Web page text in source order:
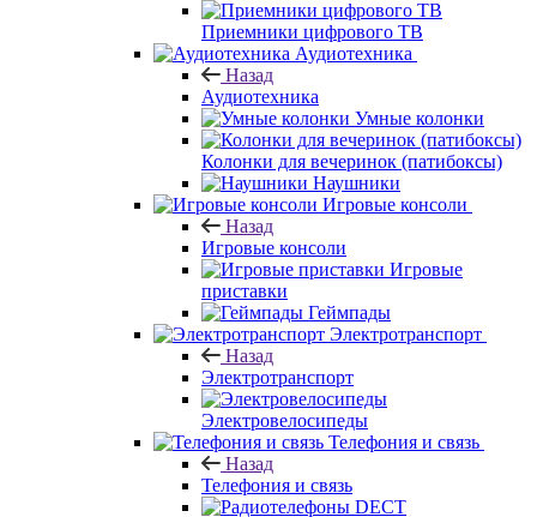
Приемники цифрового ТВ
Аудиотехника
Назад
Аудиотехника
Умные колонки
Колонки для вечеринок (патибоксы)
Наушники
Игровые консоли
Назад
Игровые консоли
Игровые
приставки
Геймпады
Электротранспорт
Назад
Электротранспорт
Электровелосипеды
Телефония и связь
Назад
Телефония и связь